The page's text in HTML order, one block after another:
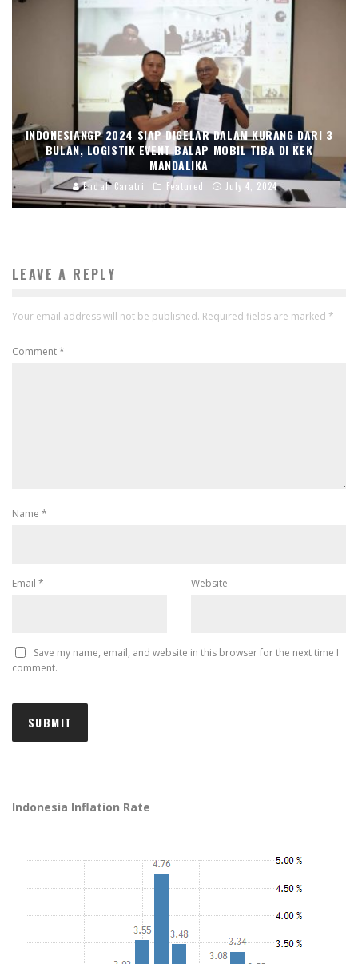
INDONESIANGP 2024 SIAP DIGELAR DALAM KURANG DARI 3
BULAN, LOGISTIK EVENT BALAP MOBIL TIBA DI KEK
MANDALIKA
Endah Caratri Featured July 4, 2024
LEAVE A REPLY
Your email address will not be published. Required fields are marked *
Comment*
Name *
Email * Website
Save my name, email, and website in this browser for the next time I
comment.
Indonesia Inflation Rate